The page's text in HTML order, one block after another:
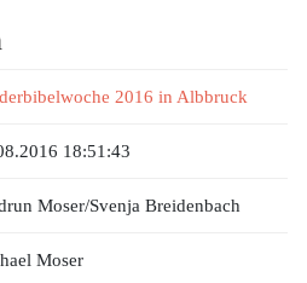
2016 in Albbruck
18:51:43
Moser/Svenja Breidenbach
Moser